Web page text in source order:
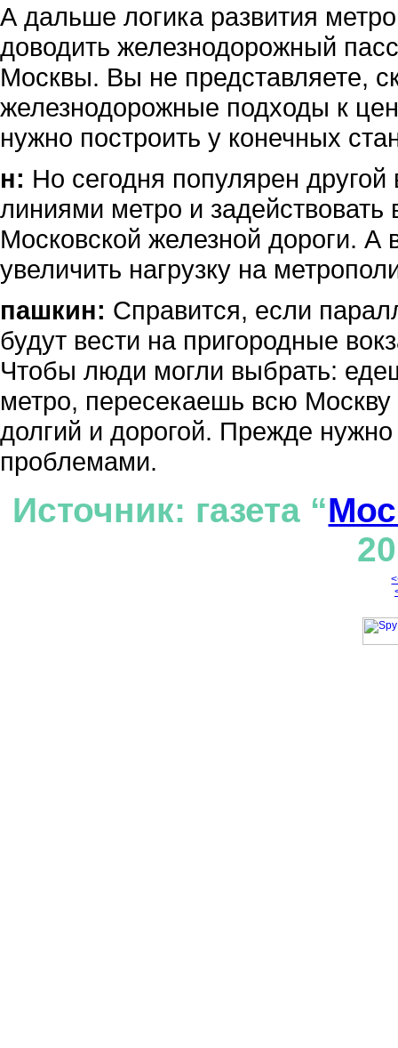
А дальше логика развития
доводить железнодорожный
Москвы. Вы не представляете,
железнодорожные подходы к
нужно построить у конечных
н: Но сегодня популярен
линиями метро и
Московской железной дороги. А
увеличить нагрузку на
пашкин: Справится, если
будут вести на пригородные
Чтобы люди могли выбрать:
метро, пересекаешь всю Москву
долгий и дорогой. Прежде
проблемами.
Источник: газета “